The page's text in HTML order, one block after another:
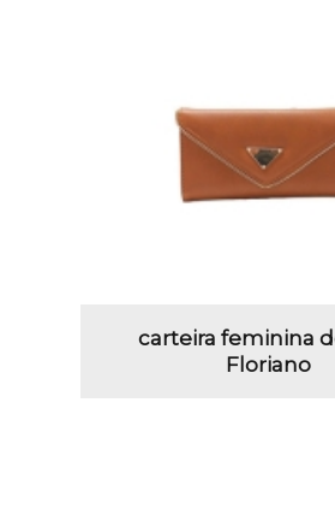
carteira feminina
Floriano